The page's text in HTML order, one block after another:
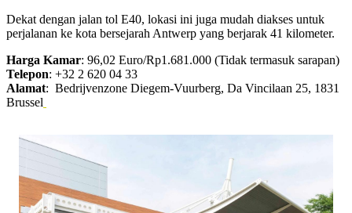
Dekat dengan jalan tol E40, lokasi ini juga mudah diakses untuk
perjalanan ke kota bersejarah Antwerp yang berjarak 41 kilometer.
Harga Kamar: 96,02 Euro/Rp1.681.000 (Tidak termasuk sarapan)
Telepon: +32 2 620 04 33
Alamat: Bedrijvenzone Diegem-Vuurberg, Da Vincilaan 25, 1831
Brussel